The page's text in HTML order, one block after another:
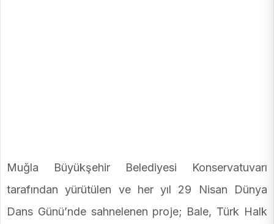
Muğla Büyükşehir Belediyesi Konservatuvarı
tarafından yürütülen ve her yıl 29 Nisan Dünya
Dans Günü’nde sahnelenen proje; Bale, Türk Halk